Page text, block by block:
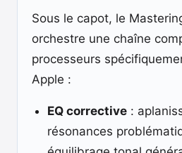
Sous le capot, le
orchestre une chaîne
processeurs
Apple :
EQ corrective :
résonances